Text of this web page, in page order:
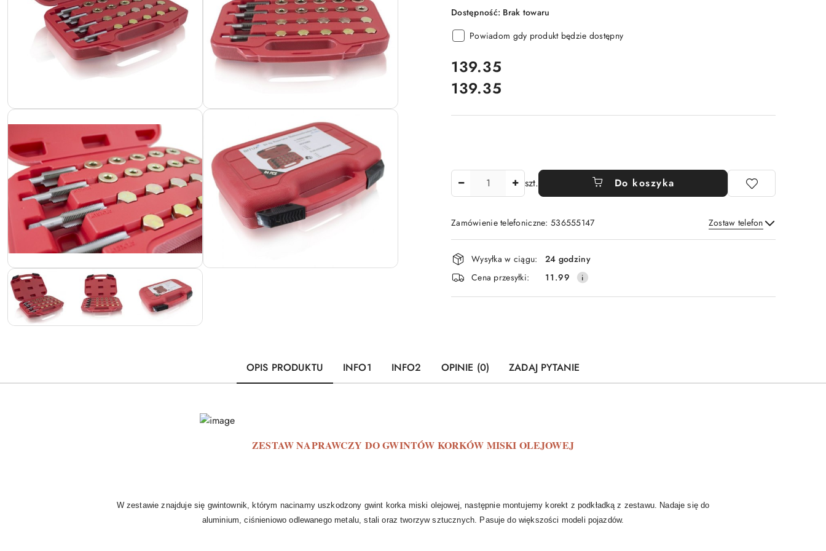
Dostępność: Brak towaru
Powiadom gdy produkt będzie dostępny
cena:
139.35
Cena:
139.35
szt. Do koszyka
Zamówienie telefoniczne: 536555147 Zostaw telefon
Wyślij
Dostępność
i
dostawa
Wysyłka w ciągu:
24 godziny
Cena przesyłki:
11.99
OPIS PRODUKTU INFO1 INFO2 OPINIE (0) ZADAJ PYTANIE
ZESTAW NAPRAWCZY DO GWINTÓW KORKÓW MISKI OLEJOWEJ
W zestawie znajduje się gwintownik, którym nacinamy uszkodzony gwint korka miski olejowej, następnie montujemy korekt z podkładką z zestawu. Nadaje się do
aluminium, ciśnieniowo odlewanego metalu, stali oraz tworzyw sztucznych. Pasuje do większości modeli pojazdów.